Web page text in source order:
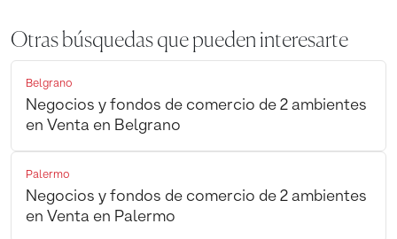
Otras búsquedas que pueden interesarte
Belgrano
Negocios y fondos de comercio de 2 ambientes
en Venta en Belgrano
Palermo
Negocios y fondos de comercio de 2 ambientes
en Venta en Palermo